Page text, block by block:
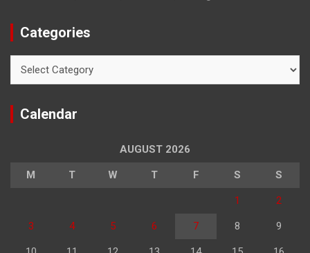
Categories
Calendar
AUGUST 2026
M T W T F S S
1 2
3 4 5 6 7 8 9